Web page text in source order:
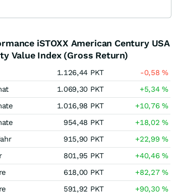
iSTOXX American Century USA
Value Index (Gross Return)
1.126,44 PKT -0,58%
1.069,30 PKT +5,34%
1.016,98 PKT +10,76%
954,48 PKT +18,02%
915,90 PKT +22,99%
801,95 PKT +40,46%
618,00 PKT +82,27%
591,92 PKT +90,30%